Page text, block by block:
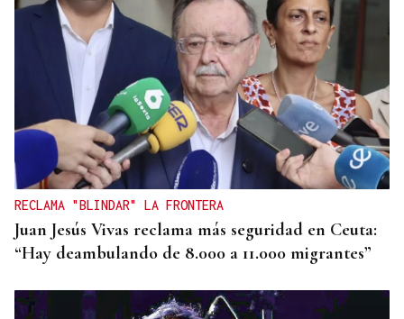
CHOQUE EN CADENA
Accidente múltiple en la AP-9: cinco coches
implicados provocan retenciones a la salida de
Vigo
RECLAMA "BLINDAR" LA FRONTERA
Juan Jesús Vivas reclama más seguridad en Ceuta:
“Hay deambulando de 8.000 a 11.000 migrantes”